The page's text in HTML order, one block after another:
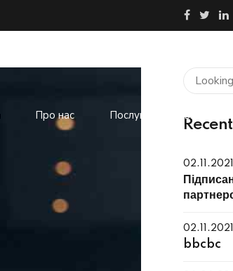
Про нас Послуги та сервіси
02.11.2021
02.11.2021
bbcbc